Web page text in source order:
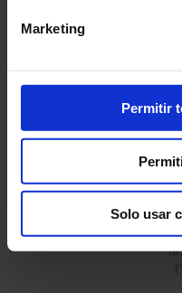
Marketing
Permitir
Solo usar
de